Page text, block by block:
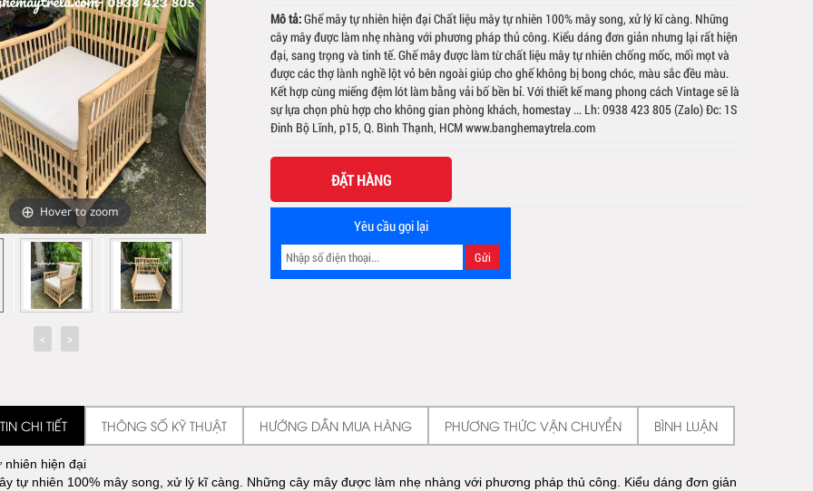
Hover to zoom
Mô tả:Ghế mây tự nhiên hiện đại Chất liệu mây tự nhiên 100% mây song, xử lý kĩ càng. Những
cây mây được làm nhẹ nhàng với phương pháp thủ công. Kiểu dáng đơn giản nhưng lại rất hiện
đại, sang trọng và tinh tế. Ghế mây được làm từ chất liệu mây tự nhiên chống mốc, mối mọt và
được các thợ lành nghề lột vỏ bên ngoài giúp cho ghế không bị bong chóc, màu sắc đều màu.
Kết hợp cùng miếng đệm lót làm bằng vải bố bền bỉ. Với thiết kế mang phong cách Vintage sẽ là
sự lựa chọn phù hợp cho không gian phòng khách, homestay ... Lh: 0938 423 805 (Zalo) Đc: 1S
Đinh Bộ Lĩnh, p15, Q. Bình Thạnh, HCM www.banghemaytrela.com
ĐẶT HÀNG
Yêu cầu gọi lại
CHI TIẾT THÔNG SỐ KỸ THUẬT HƯỚNG DẪN MUA HÀNG PHƯƠNG THỨC VẬN CHUYỂN BÌNH LUẬN
nhiên hiện đại
tự nhiên 100% mây song, xử lý kĩ càng. Những cây mây được làm nhẹ nhàng với phương pháp thủ công. Kiểu dáng đơn giản